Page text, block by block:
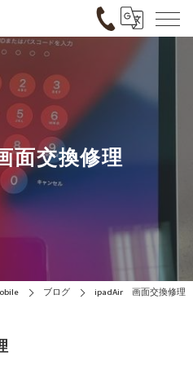
交換修理
ブログ ipadAir 画面交換修理